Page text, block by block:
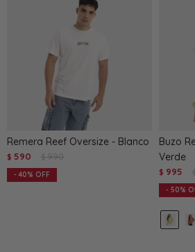
Remera Reef Oversize - Blanco
$ 590 $ 990
40
Buzo
Verde
$ 995
50